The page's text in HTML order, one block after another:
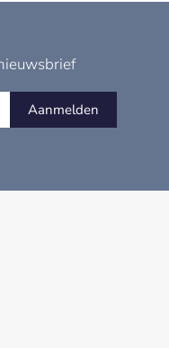
Aanmelden